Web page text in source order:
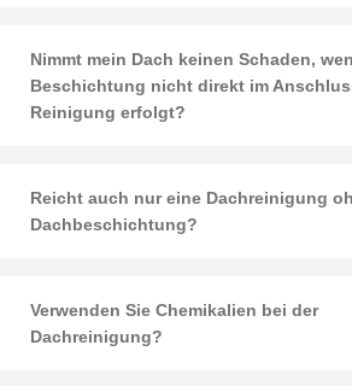
Nimmt mein Dach keinen Schaden,
Beschichtung nicht direkt im
Reinigung erfolgt?
Reicht auch nur eine Dachreinigung
Dachbeschichtung?
Verwenden Sie Chemikalien bei der
Dachreinigung?